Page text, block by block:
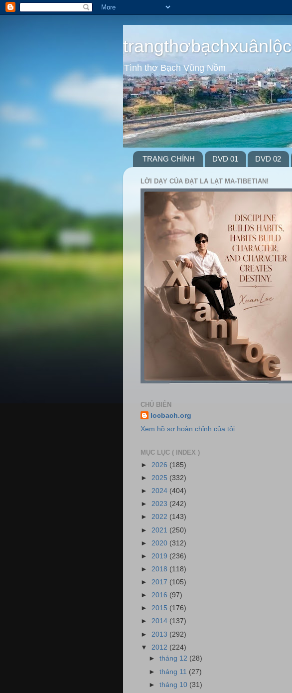
trangthơbạchxuânlộc
Tình thơ Bạch Vũng Nồm
TRANG CHÍNH DVD 01 DVD 02
LỜI DẠY CỦA ĐẠT LA LẠT MA-TIBETIAN!
CHỦ BIÊN
locbach.org
Xem hồ sơ hoàn chỉnh của tôi
MỤC LỤC ( INDEX )
► 2026 (185)
► 2025 (332)
► 2024 (404)
► 2023 (242)
► 2022 (143)
► 2021 (250)
► 2020 (312)
► 2019 (236)
► 2018 (118)
► 2017 (105)
► 2016 (97)
► 2015 (176)
► 2014 (137)
► 2013 (292)
▼ 2012 (224)
►tháng 12 (28)
►tháng 11 (27)
►tháng 10 (31)